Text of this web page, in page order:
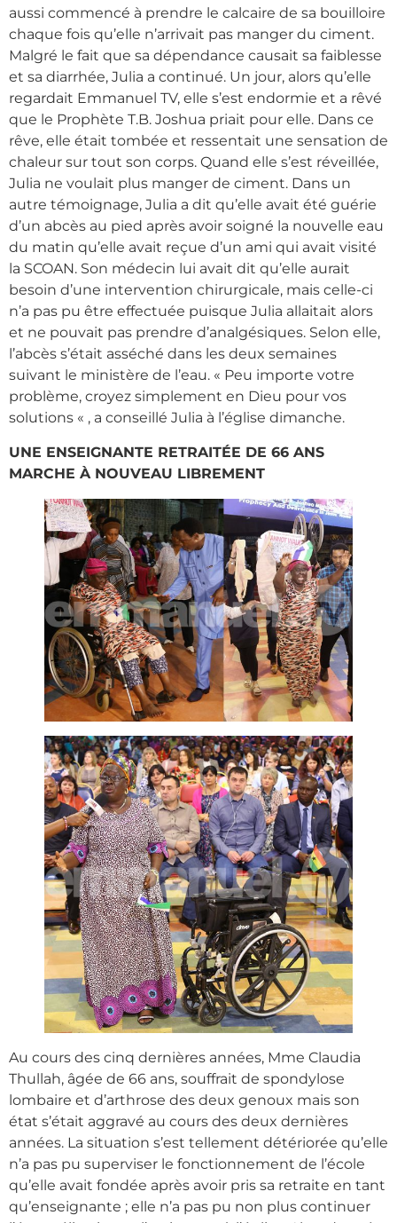
aussi commencé à prendre le calcaire de sa bouilloire
chaque fois qu’elle n’arrivait pas manger du ciment.
Malgré le fait que sa dépendance causait sa faiblesse
et sa diarrhée, Julia a continué. Un jour, alors qu’elle
regardait Emmanuel TV, elle s’est endormie et a rêvé
que le Prophète T.B. Joshua priait pour elle. Dans ce
rêve, elle était tombée et ressentait une sensation de
chaleur sur tout son corps. Quand elle s’est réveillée,
Julia ne voulait plus manger de ciment. Dans un
autre témoignage, Julia a dit qu’elle avait été guérie
d’un abcès au pied après avoir soigné la nouvelle eau
du matin qu’elle avait reçue d’un ami qui avait visité
la SCOAN. Son médecin lui avait dit qu’elle aurait
besoin d’une intervention chirurgicale, mais celle-ci
n’a pas pu être effectuée puisque Julia allaitait alors
et ne pouvait pas prendre d’analgésiques. Selon elle,
l’abcès s’était asséché dans les deux semaines
suivant le ministère de l’eau. « Peu importe votre
problème, croyez simplement en Dieu pour vos
solutions « , a conseillé Julia à l’église dimanche.
UNE ENSEIGNANTE RETRAITÉE DE 66 ANS
MARCHE À NOUVEAU LIBREMENT
Au cours des cinq dernières années, Mme Claudia
Thullah, âgée de 66 ans, souffrait de spondylose
lombaire et d’arthrose des deux genoux mais son
état s’était aggravé au cours des deux dernières
années. La situation s’est tellement détériorée qu’elle
n’a pas pu superviser le fonctionnement de l’école
qu’elle avait fondée après avoir pris sa retraite en tant
qu’enseignante ; elle n’a pas pu non plus continuer